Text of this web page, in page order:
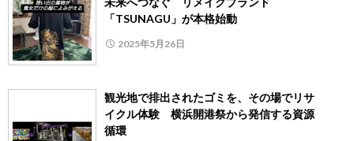
「TSUNAGU」が本格始動
2025年5月26日
観光地で排出されたゴミを、その場でリサ
イクル体験 横浜開港祭から発信する資源
循環